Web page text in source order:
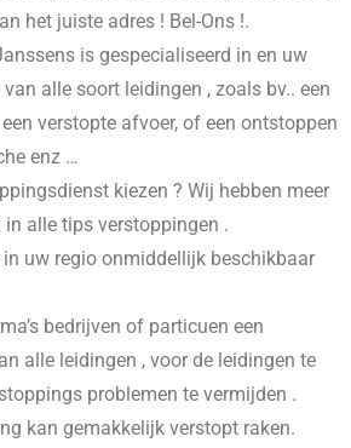
het juiste adres ! Bel-Ons !.
is gespecialiseerd in en uw
alle soort leidingen , zoals bv.. een
verstopte afvoer, of een ontstoppen
enz …
kiezen ? Wij hebben meer
alle tips verstoppingen .
in uw regio onmiddellijk beschikbaar
bedrijven of particuen een
alle leidingen , voor de leidingen te
problemen te vermijden .
kan gemakkelijk verstopt raken.